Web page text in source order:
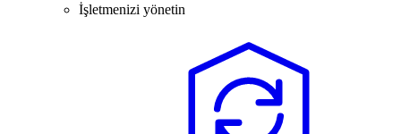
İşletmenizi yönetin